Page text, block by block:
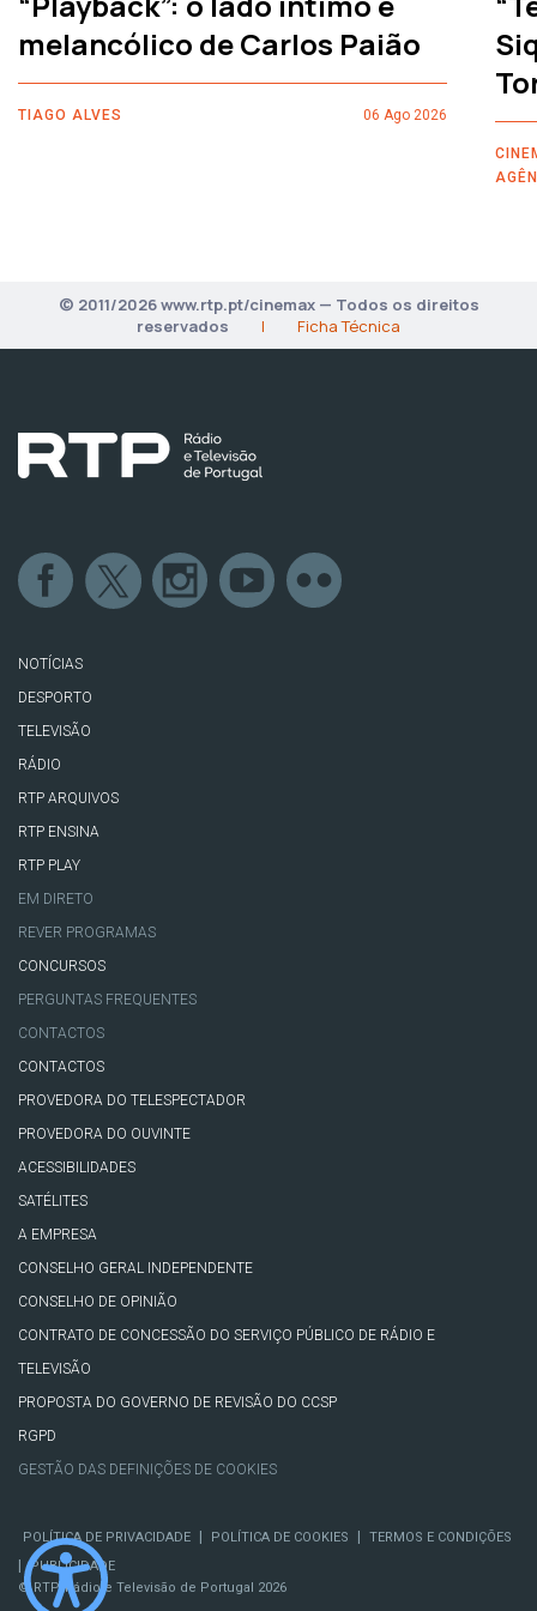
melancólico de Carlos Paião
TIAGO ALVES 06 Ago 2026
© 2011/2026 www.rtp.pt/cinemax — Todos os direitos
reservados
| Ficha Técnica
NOTÍCIAS
DESPORTO
TELEVISÃO
RÁDIO
RTP ARQUIVOS
RTP ENSINA
RTP PLAY
EM DIRETO
REVER PROGRAMAS
CONCURSOS
PERGUNTAS FREQUENTES
CONTACTOS
CONTACTOS
PROVEDORA DO TELESPECTADOR
PROVEDORA DO OUVINTE
ACESSIBILIDADES
SATÉLITES
A EMPRESA
CONSELHO GERAL INDEPENDENTE
CONSELHO DE OPINIÃO
CONTRATO DE CONCESSÃO DO SERVIÇO PÚBLICO DE RÁDIO E
TELEVISÃO
PROPOSTA DO GOVERNO DE REVISÃO DO CCSP
RGPD
GESTÃO DAS DEFINIÇÕES DE COOKIES
POLÍTICA DE PRIVACIDADE POLÍTICA DE COOKIES TERMOS E CONDIÇÕES
PUBLICIDADE
© RTP, Rádio e Televisão de Portugal 2026